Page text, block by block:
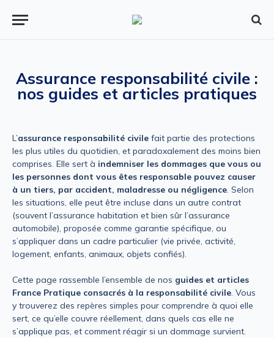
Assurance responsabilité civile :
nos guides et articles pratiques
L’assurance responsabilité civile fait partie des protections
les plus utiles du quotidien, et paradoxalement des moins bien
comprises. Elle sert à indemniser les dommages que vous ou
les personnes dont vous êtes responsable pouvez causer
à un tiers, par accident, maladresse ou négligence. Selon
les situations, elle peut être incluse dans un autre contrat
(souvent l’assurance habitation et bien sûr l’assurance
automobile), proposée comme garantie spécifique, ou
s’appliquer dans un cadre particulier (vie privée, activité,
logement, enfants, animaux, objets confiés).
Cette page rassemble l’ensemble de nos guides et articles
France Pratique consacrés à la responsabilité civile. Vous
y trouverez des repères simples pour comprendre à quoi elle
sert, ce qu’elle couvre réellement, dans quels cas elle ne
s’applique pas, et comment réagir si un dommage survient.